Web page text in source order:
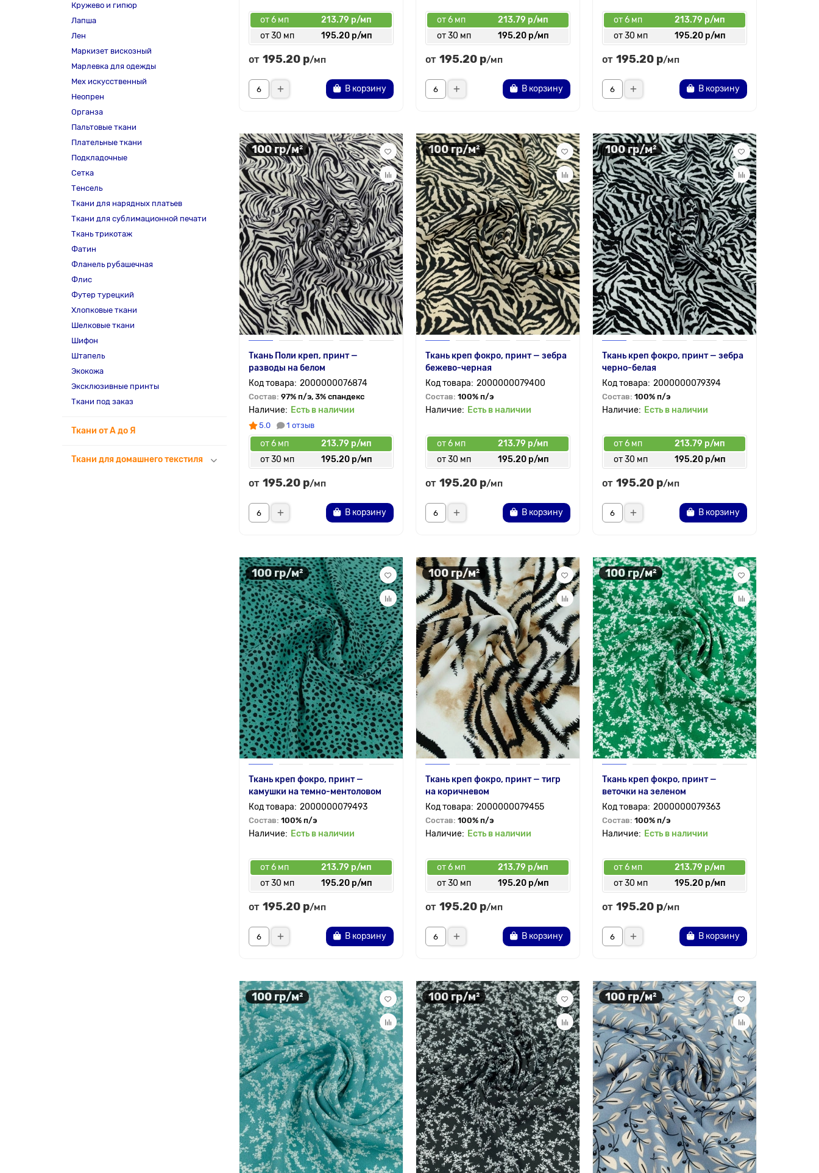
Кружево и гипюр
Лапша
Лен
Маркизет вискозный
Марлевка для одежды
Мех искусственный
Неопрен
Органза
Пальтовые ткани
Плательные ткани
Подкладочные
Сетка
Тенсель
Ткани для нарядных платьев
Ткани для сублимационной печати
Ткань трикотаж
Фатин
Фланель рубашечная
Флис
Футер турецкий
Хлопковые ткани
Шелковые ткани
Шифон
Штапель
Экокожа
Эксклюзивные принты
Ткани под заказ
Ткани от А до Я
Ткани для домашнего текстиля
от 6 мп
213.79 р/мп
от 30 мп
195.20 р/мп
от 195.20 р/мп
В корзину
от 6 мп
213.79 р/мп
от 30 мп
195.20 р/мп
от 195.20 р/мп
В корзину
от 6 мп
213.79 р/мп
от 30 мп
195.20 р/мп
от 195.20 р/мп
В корзину
100 гр/м²
Ткань Поли креп, принт —
разводы на белом
2000000076874
Состав: 97% п/э, 3% спандекс
Есть в наличии
5.0 1 отзыв
от 6 мп
213.79 р/мп
от 30 мп
195.20 р/мп
от 195.20 р/мп
В корзину
100 гр/м²
Ткань креп фокро, принт — зебра
бежево-черная
2000000079400
Состав: 100% п/э
Есть в наличии
от 6 мп
213.79 р/мп
от 30 мп
195.20 р/мп
от 195.20 р/мп
В корзину
100 гр/м²
Ткань креп фокро, принт — зебра
черно-белая
2000000079394
Состав: 100% п/э
Есть в наличии
от 6 мп
213.79 р/мп
от 30 мп
195.20 р/мп
от 195.20 р/мп
В корзину
100 гр/м²
Ткань креп фокро, принт —
камушки на темно-ментоловом
2000000079493
Состав: 100% п/э
Есть в наличии
от 6 мп
213.79 р/мп
от 30 мп
195.20 р/мп
от 195.20 р/мп
В корзину
100 гр/м²
Ткань креп фокро, принт — тигр
на коричневом
2000000079455
Состав: 100% п/э
Есть в наличии
от 6 мп
213.79 р/мп
от 30 мп
195.20 р/мп
от 195.20 р/мп
В корзину
100 гр/м²
Ткань креп фокро, принт —
веточки на зеленом
2000000079363
Состав: 100% п/э
Есть в наличии
от 6 мп
213.79 р/мп
от 30 мп
195.20 р/мп
от 195.20 р/мп
В корзину
100 гр/м² 100 гр/м² 100 гр/м²